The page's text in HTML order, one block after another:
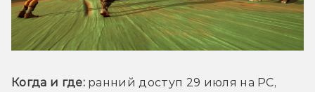
Когда и где: ранний доступ 29 июля на PC,